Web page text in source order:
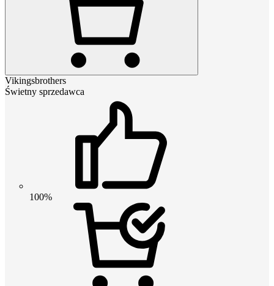
Vikingsbrothers
Świetny sprzedawca
100%